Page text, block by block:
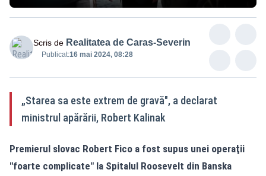
Scris de Realitatea de Caras-Severin
Publicat:16 mai 2024, 08:28
„Starea sa este extrem de gravă", a declarat
ministrul apărării, Robert Kalinak
Premierul slovac Robert Fico a fost supus unei operaţii
"foarte complicate" la Spitalul Roosevelt din Banska